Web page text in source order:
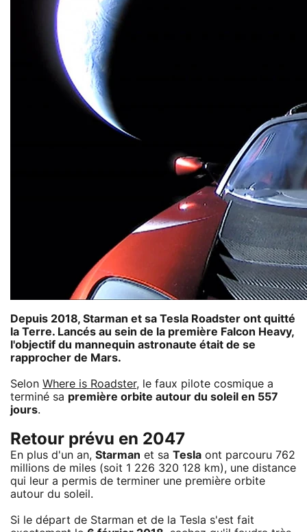
Depuis 2018, Starman et sa Tesla Roadster ont quitté
la Terre. Lancés au sein de la première Falcon Heavy,
l'objectif du mannequin astronaute était de se
rapprocher de Mars.
Selon Where is Roadster, le faux pilote cosmique a
terminé sa première orbite autour du soleil en 557
jours.
Retour prévu en 2047
En plus d'un an, Starman et sa Tesla ont parcouru 762
millions de miles (soit 1 226 320 128 km), une distance
qui leur a permis de terminer une première orbite
autour du soleil.
Si le départ de Starman et de la Tesla s'est fait